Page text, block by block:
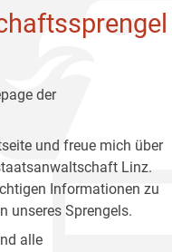
der
und freue mich über
Linz.
Informationen zu
unseres Sprengels.
alle